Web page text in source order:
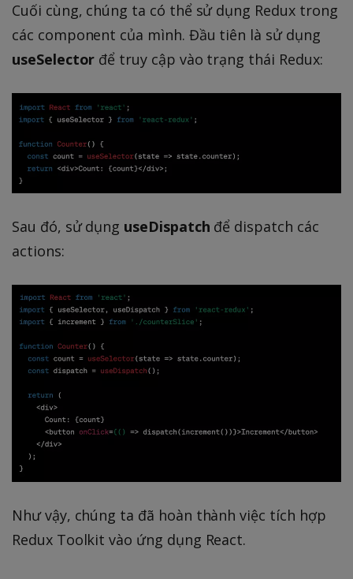
Cuối cùng, chúng ta có thể sử dụng Redux trong
các component của mình. Đầu tiên là sử dụng
useSelector để truy cập vào trạng thái Redux:
Sau đó, sử dụng useDispatch để dispatch các
actions:
Như vậy, chúng ta đã hoàn thành việc tích hợp
Redux Toolkit vào ứng dụng React.